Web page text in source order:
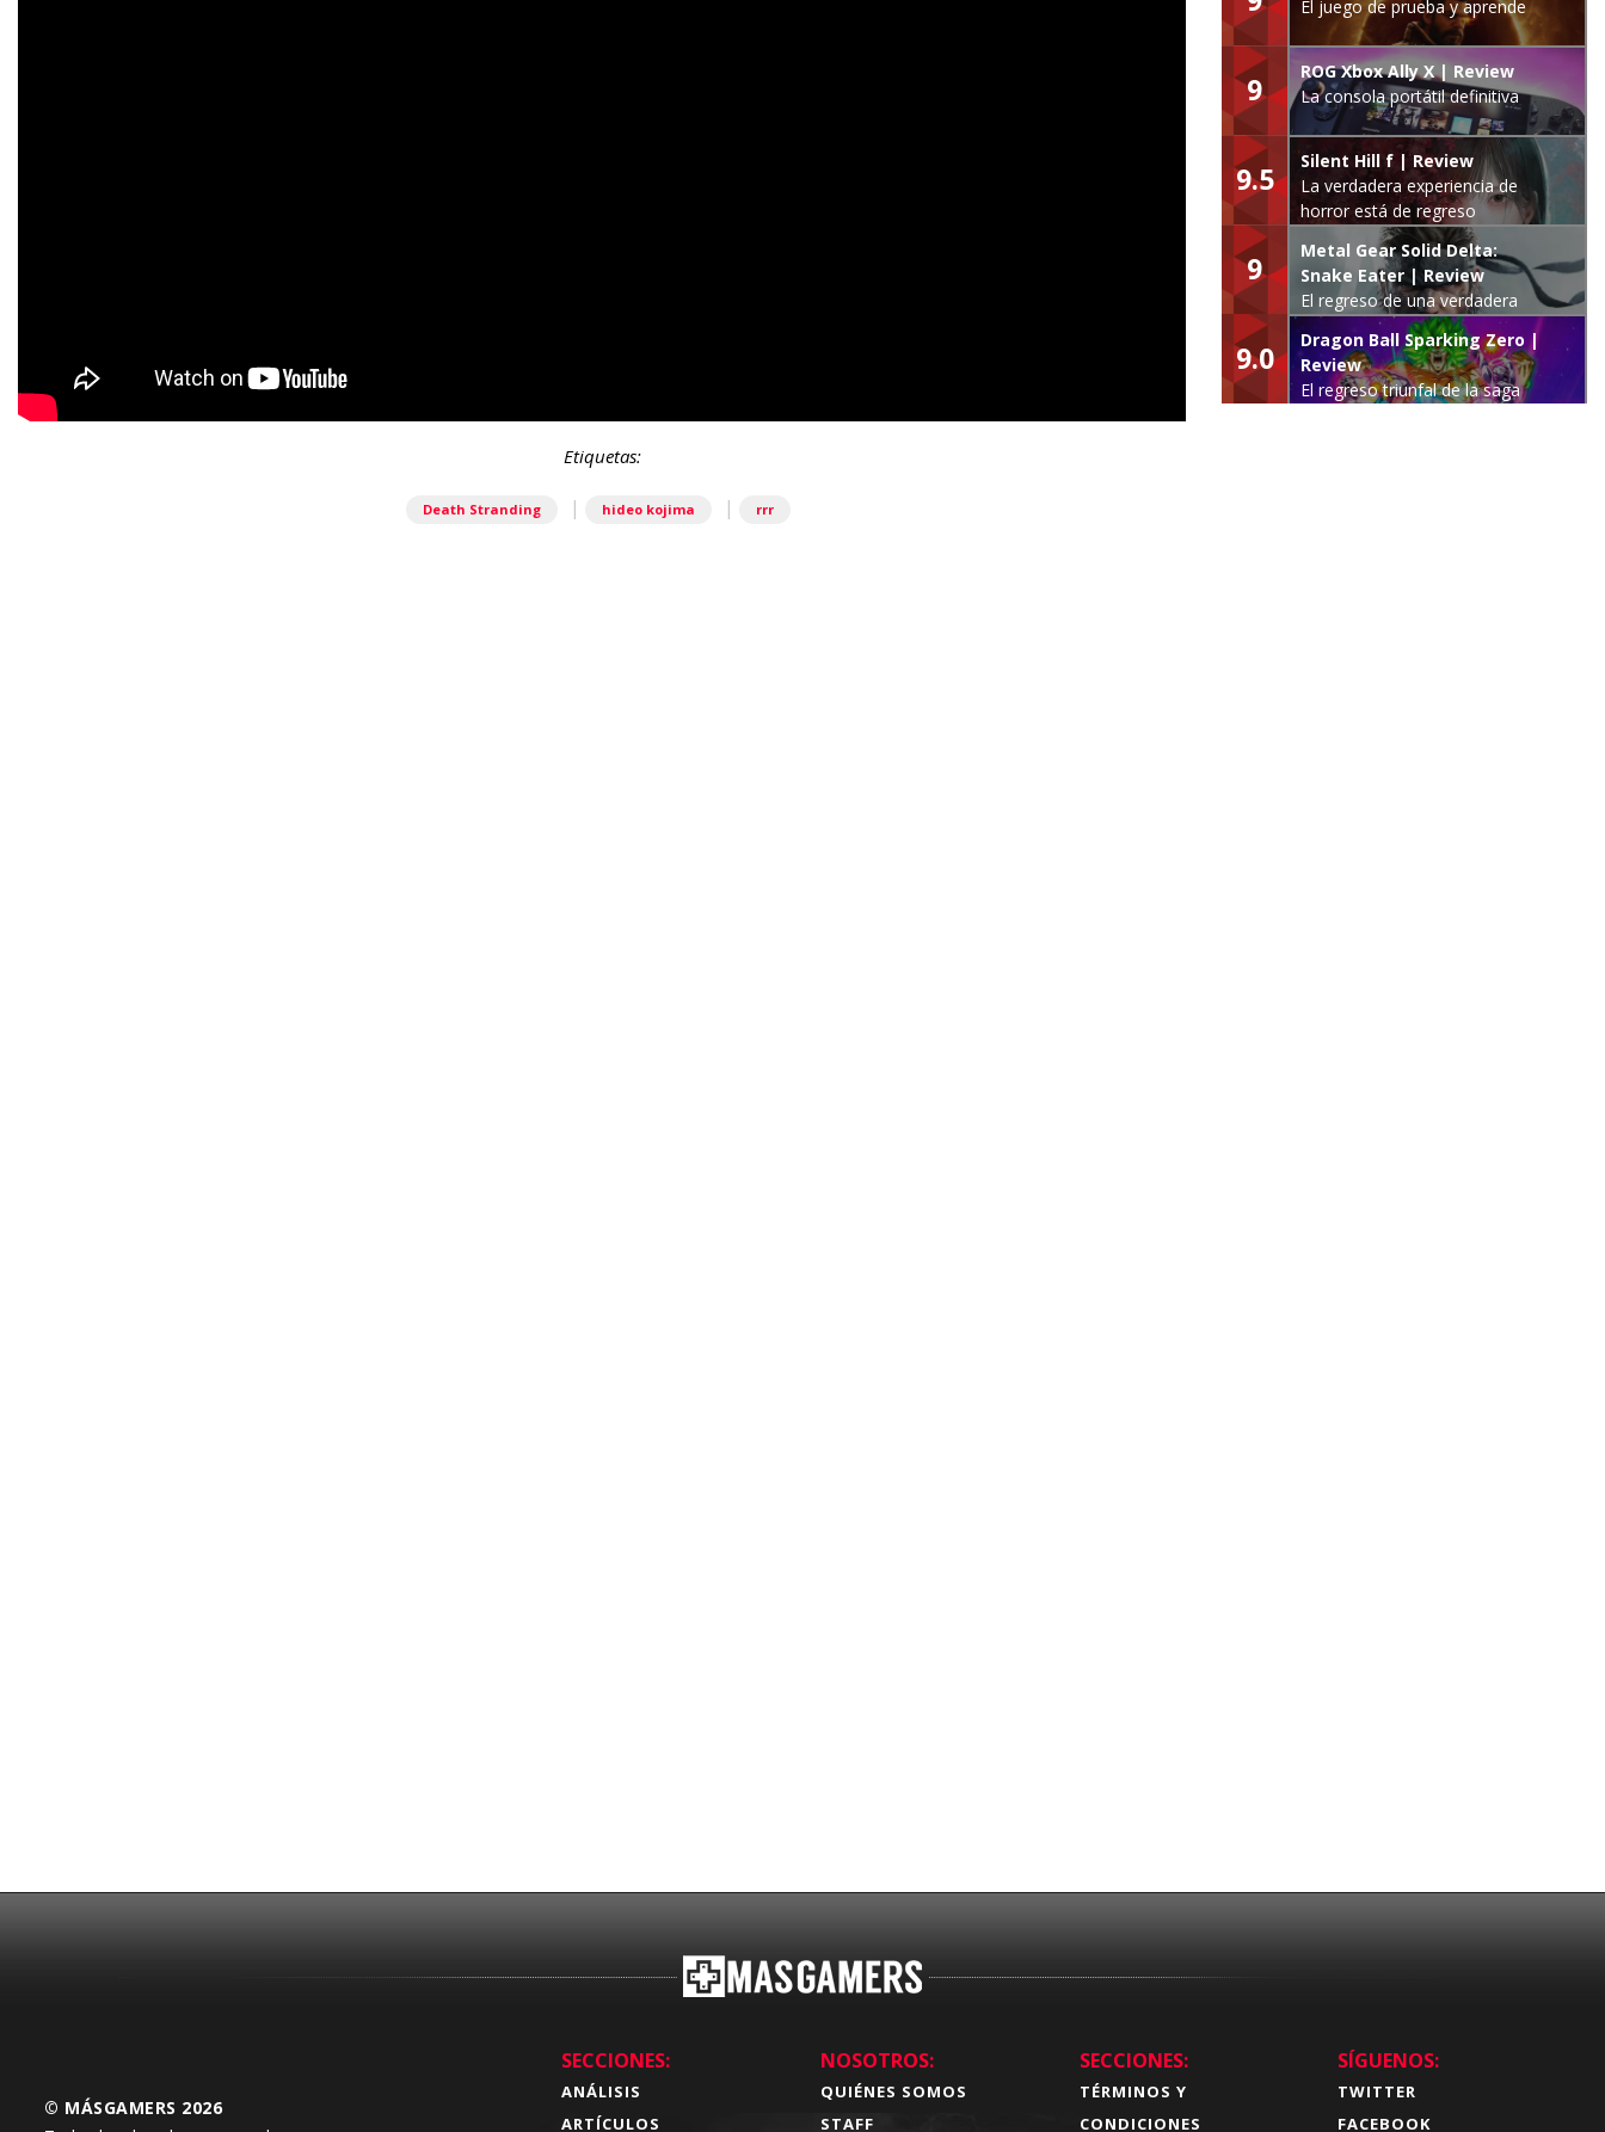
Etiquetas:
Death Stranding | hideo kojima | rrr
El juego de prueba y aprende
9
ROG Xbox Ally X | Review
La consola portátil definitiva
9.5
Silent Hill f | Review
La verdadera experiencia de
horror está de regreso
9
Metal Gear Solid Delta:
Snake Eater | Review
El regreso de una verdadera
leyenda
9.0
Dragon Ball Sparking Zero |
Review
El regreso triunfal de la saga
© MÁSGAMERS 2026
SECCIONES:
ANÁLISIS
ARTÍCULOS
NOSOTROS:
QUIÉNES SOMOS
STAFF
SECCIONES:
TÉRMINOS Y
CONDICIONES
SÍGUENOS:
TWITTER
FACEBOOK